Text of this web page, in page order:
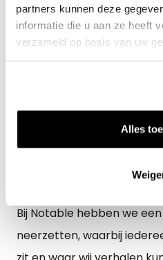
partners kunnen deze
informatie die u aan ze heeft
verzameld op basis van uw
Alles
vragen me vaak wat mijn
maar die heb ik niet. Het
nieuwe dingen te
daarvoor terug blijven
klassiek: mousserend,
Duitsland en Italië, maar
Bij Notable hebben we
neerzetten, waarbij